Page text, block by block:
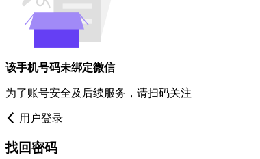
该手机号码未绑定微信
为了账号安全及后续服务，请扫码关注
用户登录
找回密码